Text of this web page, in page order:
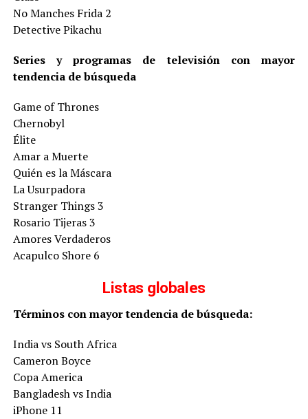
No Manches Frida 2
Detective Pikachu
Series y programas de televisión con mayor
tendencia de búsqueda
Game of Thrones
Chernobyl
Élite
Amar a Muerte
Quién es la Máscara
La Usurpadora
Stranger Things 3
Rosario Tijeras 3
Amores Verdaderos
Acapulco Shore 6
Listas globales
Términos con mayor tendencia de búsqueda:
India vs South Africa
Cameron Boyce
Copa America
Bangladesh vs India
iPhone 11